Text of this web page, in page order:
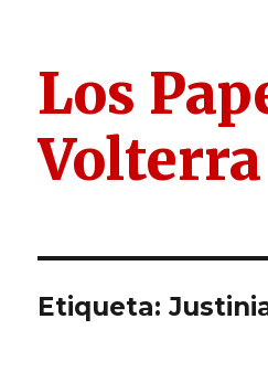
Los
Volterra
Etiqueta: